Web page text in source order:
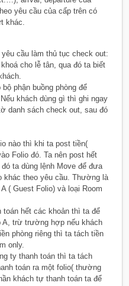
yêu cầu của cấp trên có
khác.
cầu làm thủ tục check out:
cho lễ tân, qua đó ta biết
phận buồng phòng để
khách dùng gì thì ghi ngay
danh sách check out, sau đó
nào thì khi ta post tiền(
Folio đó. Ta nên post hết
ta dùng lệnh Move để đưa
khác theo yêu cầu. Thường là
( Guest Folio) và loại Room
toán hết các khoản thì ta để
A, trừ trường hợp nếu khách
phòng riêng thì ta tách tiền
only.
ty thanh toán thì ta tách
toán ra một folio( thường
khách tự thanh toán ta để